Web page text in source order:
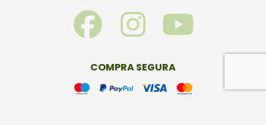
F
a
c
e
I
n
s
Y
u
t
COMPRA SEGURA